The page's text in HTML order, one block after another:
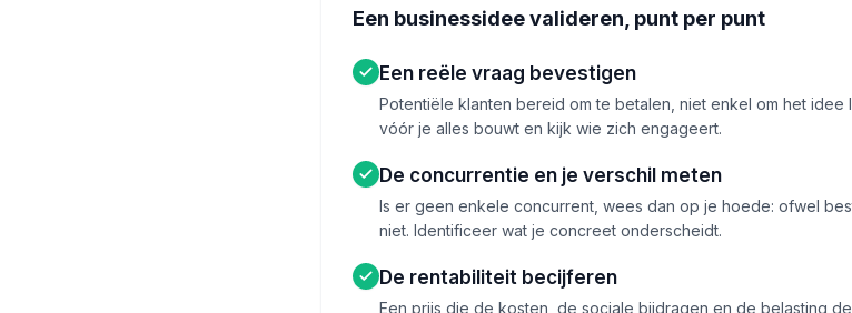
Een businessidee valideren, punt per punt
Een reële vraag bevestigen
Potentiële klanten bereid om te betalen, niet enkel om het
vóór je alles bouwt en kijk wie zich engageert.
De concurrentie en je verschil meten
Is er geen enkele concurrent, wees dan op je hoede: ofwel
niet. Identificeer wat je concreet onderscheidt.
De rentabiliteit becijferen
Een prijs die de kosten, de sociale bijdragen en de belasting